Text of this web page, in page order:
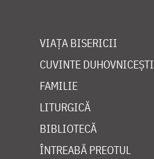
VIAȚA BISERICII
CUVINTE DUHOVNICEȘTI
FAMILIE
LITURGICĂ
BIBLIOTECĂ
ÎNTREABĂ PREOTUL